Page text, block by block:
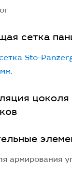
сетка
Sto-
цоколя
армирования